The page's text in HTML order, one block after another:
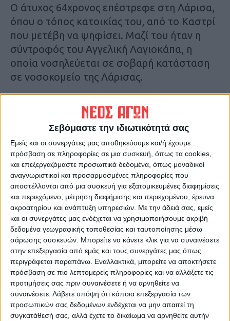
Σεβόμαστε την ιδιωτικότητά σας
Εμείς και οι συνεργάτες μας αποθηκεύουμε και/ή έχουμε
πρόσβαση σε πληροφορίες σε μια συσκευή, όπως τα cookies,
και επεξεργαζόμαστε προσωπικά δεδομένα, όπως μοναδικοί
αναγνωριστικοί και προσαρμοσμένες πληροφορίες που
αποστέλλονται από μια συσκευή για εξατομικευμένες διαφημίσεις
και περιεχόμενο, μέτρηση διαφήμισης και περιεχομένου, έρευνα
ακροατηρίου και ανάπτυξη υπηρεσιών. Με την άδειά σας, εμείς
και οι συνεργάτες μας ενδέχεται να χρησιμοποιήσουμε ακριβή
δεδομένα γεωγραφικής τοποθεσίας και ταυτοποίησης μέσω
σάρωσης συσκευών. Μπορείτε να κάνετε κλικ για να συναινέσετε
στην επεξεργασία από εμάς και τους συνεργάτες μας όπως
περιγράφεται παραπάνω. Εναλλακτικά, μπορείτε να αποκτήσετε
πρόσβαση σε πιο λεπτομερείς πληροφορίες και να αλλάξετε τις
προτιμήσεις σας πριν συναινέσετε ή να αρνηθείτε να
συναινέσετε. Λάβετε υπόψη ότι κάποια επεξεργασία των
προσωπικών σας δεδομένων ενδέχεται να μην απαιτεί τη
συγκατάθεσή σας, αλλά έχετε το δικαίωμα να αρνηθείτε αυτήν
Ο άτυχος 64χρονος επέστρεφε στη Λάρισα,
όπου ο τόπος κατοικίας του, από το Καστρί
που μετέβη να ψηφίσει. Μαζί του ήταν η
σύντροφός του Αγγελική Λαγιοκάπα, η
οποία νοσηλεύεται σε σοβαρή κατάσταση
σε νοσοκομείο της Λάρισας.
Ο θανών ήταν πολύ αγαπητός στο Καστρί
και η άσχημη είδηση έπεσε σαν κεραυνός εν
αιθρία στην μικρή κοινωνία του χωριού,
αλλά και στην ευρύτερη της Αγιάς. Αξίζει να
σημειωθεί, ότι μέσα στον τελευταίο χρόνο
είναι η τέταρτη κηδεία στην οικογένειά του.
Προηγήθηκαν των δύο γονιών του και του
γαμπρού του.
Η νεκρώσιμος ακολουθία θα τελεστεί την
Τρίτη 23 Μαΐου, στις 2:00μμ, στον Ιερό Ναό
Αγίου Δημητρίου στο Καστρί. Η σορός θα
βρίσκεται στον Ναό από τη 1:30μμ.
Πηγή: choraagia.gr